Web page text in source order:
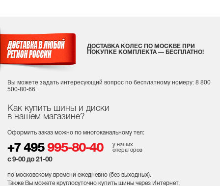
Как купить шины и диски
в нашем магазине?
Оформить заказ можно по многоканальному тел:
+7 495 995-80-40
у наших
операторов
с 9-00 до 21-00
по московскому времени ежедневно (без выходных).
Также Вы можете круглосуточно купить шины через Интернет,
ДОСТАВКА КОЛЕС ПО МОСКВЕ ПРИ
ПОКУПКЕ КОМПЛЕКТА — БЕСПЛАТНО!
Вы можете задать интересующий вопрос по бесплатному номеру: 8 800
500-80-66.